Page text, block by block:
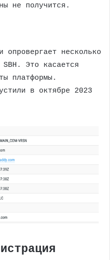
не получится.
опровергает несколько
Это касается
платформы.
в октябре 2023